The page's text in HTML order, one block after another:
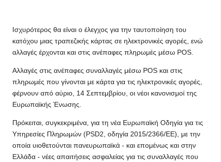
Ισχυρότερος θα είναι ο έλεγχος για την ταυτοποίηση του
κατόχου μιας τραπεζικής κάρτας σε ηλεκτρονικές αγορές, ενώ
αλλαγές έρχονται και στις ανέπαφες πληρωμές μέσω POS.
Αλλαγές στις ανέπαφες συναλλαγές μέσω POS και στις
πληρωμές που γίνονται με κάρτα για τις ηλεκτρονικές αγορές,
φέρνουν από αύριο, 14 Σεπτεμβρίου, οι νέοι κανονισμοί της
Ευρωπαϊκής Ένωσης.
Πρόκειται, συγκεκριμένα, για τη νέα Ευρωπαϊκή Οδηγία για τις
Υπηρεσίες Πληρωμών (PSD2, οδηγία 2015/2366/EΕ), με την
οποία υιοθετούνται πανευρωπαϊκά - και επομένως και στην
Ελλάδα - νέες απαιτήσεις ασφαλείας για τις συναλλαγές που